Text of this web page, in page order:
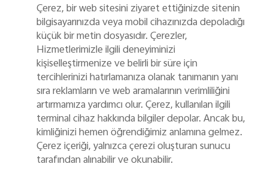
Çerez, bir web sitesini ziyaret ettiğinizde sitenin
bilgisayarınızda veya mobil cihazınızda depoladığı
küçük bir metin dosyasıdır. Çerezler,
Hizmetlerimizle ilgili deneyiminizi
kişiselleştirmenize ve belirli bir süre için
tercihlerinizi hatırlamanıza olanak tanımanın yanı
sıra reklamların ve web aramalarının verimliliğini
artırmamıza yardımcı olur. Çerez, kullanılan ilgili
terminal cihaz hakkında bilgiler depolar. Ancak bu,
kimliğinizi hemen öğrendiğimiz anlamına gelmez.
Çerez içeriği, yalnızca çerezi oluşturan sunucu
tarafından alınabilir ve okunabilir.